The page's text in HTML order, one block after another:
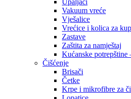
Upaljači
Vakuum vreće
Vješalice
Vrećice i kolica za
Zastave
Zaštita za namještaj
Kućanske potrepštine
Čišćenje
Brisači
Četke
Krpe i mikrofibre za